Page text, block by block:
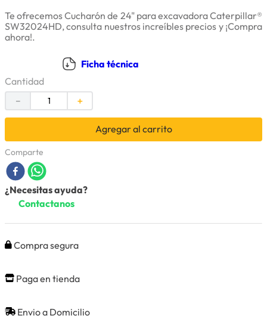
Te ofrecemos Cucharón de 24" para excavadora Caterpillar®
SW32024HD, consulta nuestros increíbles precios y ¡Compra
ahora!.
Ficha técnica
Cantidad
＋
－
Agregar al carrito
Comparte
¿Necesitas ayuda?
Contactanos
Compra segura
Paga en tienda
Envio a Domicilio